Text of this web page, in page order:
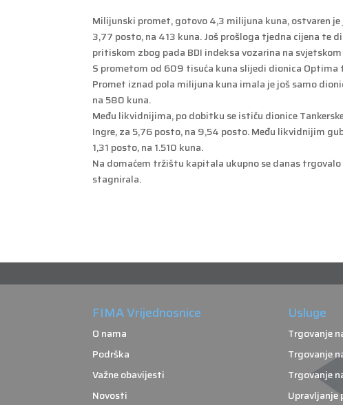
Milijunski promet, gotovo 4,3 milijuna kuna, ostvaren
3,77 posto, na 413 kuna. Još prošloga tjedna cijena te
pritiskom zbog pada BDI indeksa vozarina na
S prometom od 609 tisuća kuna slijedi dionica Optima
Promet iznad pola milijuna kuna imala je još samo
na 580 kuna.
Među likvidnijima, po dobitku se ističu dionice
Ingre, za 5,76 posto, na 9,54 posto. Među likvidnijim
1,31 posto, na 1.510 kuna.
Na domaćem tržištu kapitala ukupno se danas
stagnirala.
FIMA Vrijednosnice
O nama
Podrška
Važne obavijesti
Novosti
Usluge
Trgovanje
Trgovanje
Trgovanje